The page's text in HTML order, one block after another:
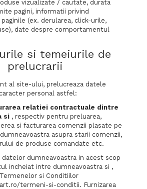
vizualizate / cautate, durata
pagini, informatii privind
(ex. derularea, click-urile,
date despre comportamentul
si temeiurile de
prelucrarii
al site-ului, prelucreaza datele
personal astfel:
relatiei contractuale dintre
si , respectiv pentru preluarea,
si facturarea comenzii plasate pe
asupra starii comenzii,
de produse comandate etc.
datelor dumneavoastra in acest scop
incheiat intre dumneavoastra si ,
si Conditiilor
termeni-si-conditii. Furnizarea